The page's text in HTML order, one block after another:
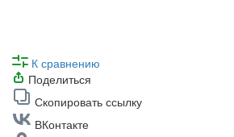
К сравнению
Поделиться
Скопировать ссылку
ВКонтакте